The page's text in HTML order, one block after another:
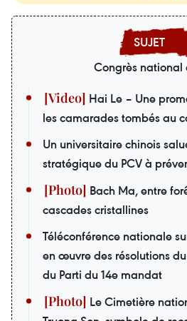
Congrès national
Hai Le – Une
les camarades tombés au
Un universitaire chinois
stratégique du PCV à
Bach Ma, entre
cascades cristallines
Téléconférence nationale
en œuvre des résolutions
du Parti du 14e mandat
Le Cimetière